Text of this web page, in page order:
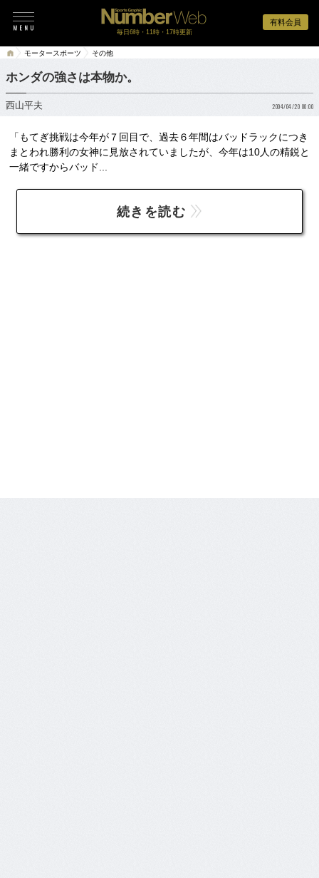
有料会員
毎日6時・11時・17時更新
モータースポーツ その他
ホンダの強さは本物か。
西山平夫 2004/04/20 00:00
「もてぎ挑戦は今年が７回目で、過去６年間はバッドラックにつき
まとわれ勝利の女神に見放されていましたが、今年は10人の精鋭と
一緒ですからバッド...
続きを読む